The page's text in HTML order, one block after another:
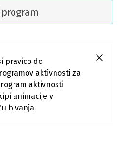
pravico do
aktivnosti za
aktivnosti
animacije v
bivanja.